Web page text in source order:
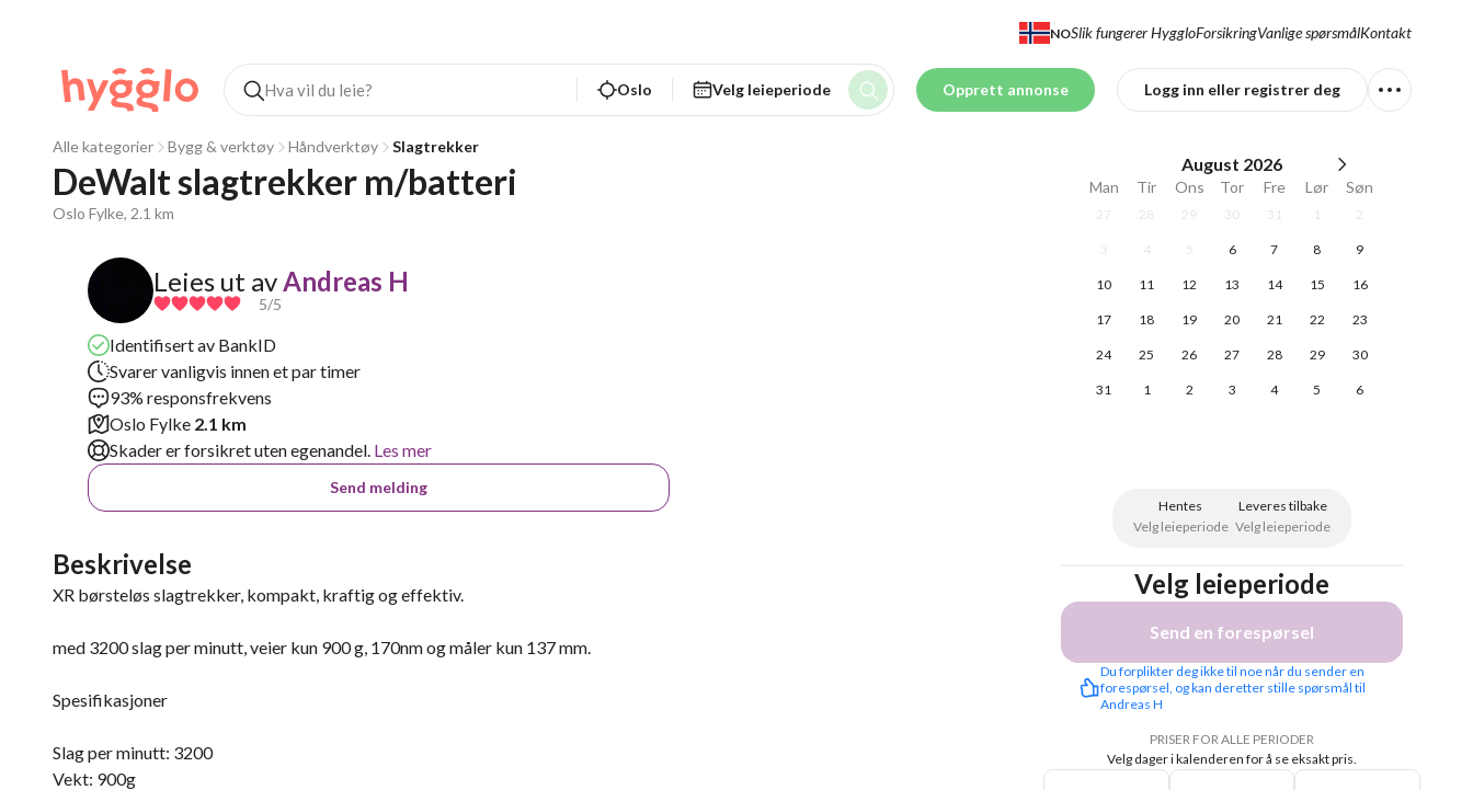
NOSlik fungerer HyggloForsikringVanlige spørsmålKontakt
Oslo Velg leieperiode Opprett annonse Logg inn eller registrer deg
Alle kategorier Bygg & verktøy Håndverktøy Slagtrekker
DeWalt slagtrekker m/batteri
Oslo Fylke, 2.1 km
Leies ut av Andreas H
5/5
Identifisert av BankID
Svarer vanligvis innen et par timer
93% responsfrekvens
Oslo Fylke 2.1 km
Skader er forsikret uten egenandel. Les mer
Send melding
Beskrivelse
XR børsteløs slagtrekker, kompakt, kraftig og effektiv.
med 3200 slag per minutt, veier kun 900 g, 170nm og måler kun 137 mm.
Spesifikasjoner
Slag per minutt: 3200
Vekt: 900g
August 2026
Man Tir Ons Tor Fre Lør Søn
27 28 29 30 31 1 2
3 4 5 6 7 8 9
10 11 12 13 14 15 16
17 18 19 20 21 22 23
24 25 26 27 28 29 30
31 1 2 3 4 5 6
Hentes
Velg leieperiode
Leveres tilbake
Velg leieperiode
Velg leieperiode
Send en forespørsel
Du forplikter deg ikke til noe når du sender en
forespørsel, og kan deretter stille spørsmål til
Andreas H
PRISER FOR ALLE PERIODER
Velg dager i kalenderen for å se eksakt pris.